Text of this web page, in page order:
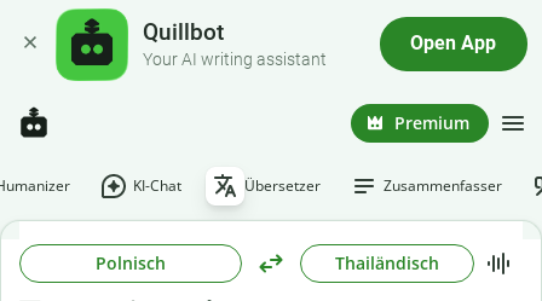
Quillbot
Your AI writing assistant
Open App
Premium
KI-Chat Übersetzer Zusammenfasser
Polnisch Thailändisch